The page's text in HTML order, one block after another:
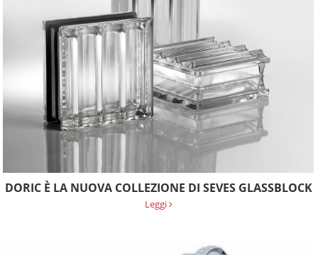
DORIC È LA NUOVA COLLEZIONE DI SEVES GLASSBLOCK
Leggi